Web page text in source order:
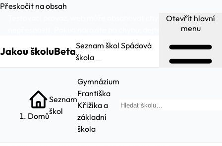
Přeskočit na obsah
Testovací provoz, web může obsahovat chyby a
dejte nám vědět.
Jakou školuBetaSeznam škol Spádová
škola
Otevřít hlavní
menu
Domů
Seznam
škol
Gymnázium
Františka
Křižíka a
základní
škola